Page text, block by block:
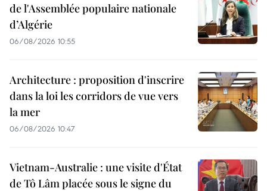
de l'Assemblée populaire nationale
d’Algérie
06/08/2026 10:55
Architecture : proposition d'inscrire
dans la loi les corridors de vue vers
la mer
06/08/2026 10:47
Vietnam-Australie : une visite d'État
de Tô Lâm placée sous le signe du